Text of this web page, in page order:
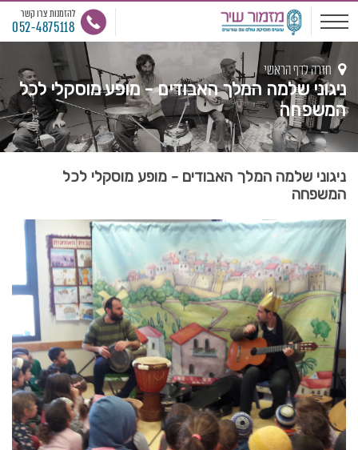
להזמנות צרו קשר
052-4875118
חזרה לדף הראשי
ניגוני שלמה המלך האבודים - מופע מוסקלי לכל
המשפחה
ניגוני שלמה המלך האבודים - מופע מוסקלי לכל
המשפחה